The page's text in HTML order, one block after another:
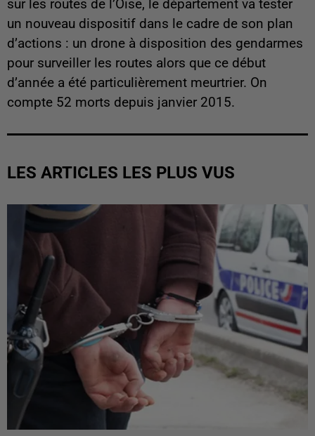
sur les routes de l’Oise, le département va tester
un nouveau dispositif dans le cadre de son plan
d’actions : un drone à disposition des gendarmes
pour surveiller les routes alors que ce début
d’année a été particulièrement meurtrier. On
compte 52 morts depuis janvier 2015.
LES ARTICLES LES PLUS VUS